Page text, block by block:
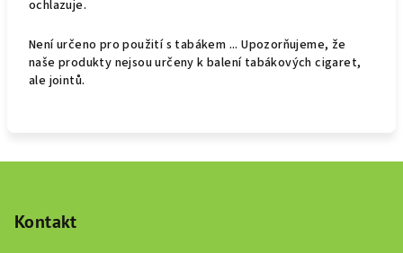
ochlazuje.
Není určeno pro použití s tabákem ... Upozorňujeme, že
naše produkty nejsou určeny k balení tabákových cigaret,
ale jointů.
Kontakt